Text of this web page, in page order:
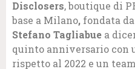
Disclosers, boutique di
base a Milano, fondata da
Stefano Tagliabue a
quinto anniversario con
rispetto al 2022 e un